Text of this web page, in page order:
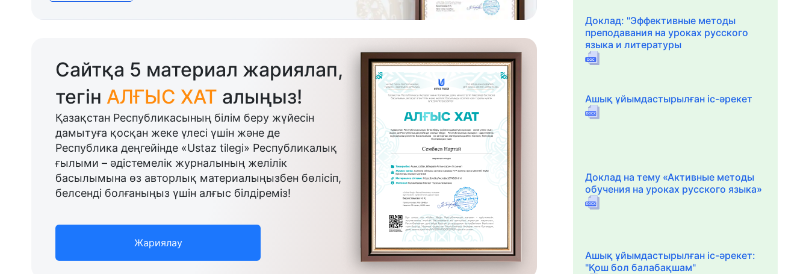
Сайтқа 5 материал жариялап,
тегін АЛҒЫС ХАТ алыңыз!
Қазақстан Республикасының білім беру жүйесін
дамытуға қосқан жеке үлесі үшін және де
Республика деңгейінде «Ustaz tilegi» Республикалық
ғылыми – әдістемелік журналының желілік
басылымына өз авторлық материалыңызбен бөлісіп,
белсенді болғаныңыз үшін алғыс білдіреміз!
Жариялау
Доклад: "Эффективные методы
преподавания на уроках русского
языка и литературы
Ашық ұйымдастырылған іс-әрекет
Доклад на тему «Активные методы
обучения на уроках русского языка»
Ашық ұйымдастырылған іс-әрекет:
"Қош бол балабақшам"